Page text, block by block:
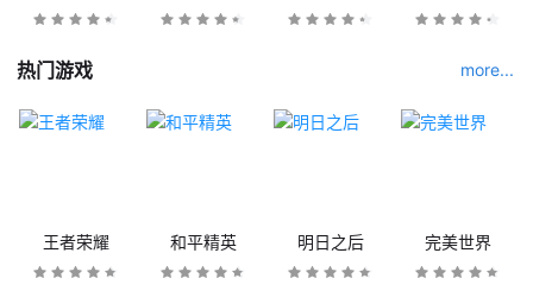
热门游戏 more...
王者荣耀 和平精英 明日之后 完美世界